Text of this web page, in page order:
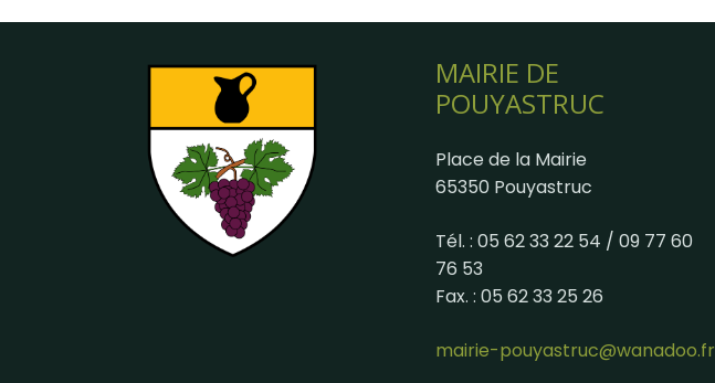
MAIRIE DE
POUYASTRUC
Place de la Mairie
65350 Pouyastruc
Tél. : 05 62 33 22 54 / 09 77 60
76 53
Fax. : 05 62 33 25 26
mairie-pouyastruc@wanadoo.fr